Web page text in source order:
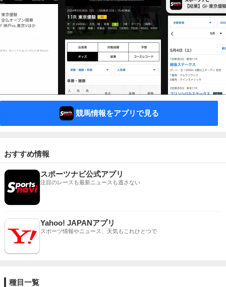
競馬情報をアプリで見る
おすすめ情報
スポーツナビ公式アプリ
注目のレースも最新ニュースも逃さない
Yahoo! JAPANアプリ
スポーツ情報やニュース、天気もこれひとつで
種目一覧